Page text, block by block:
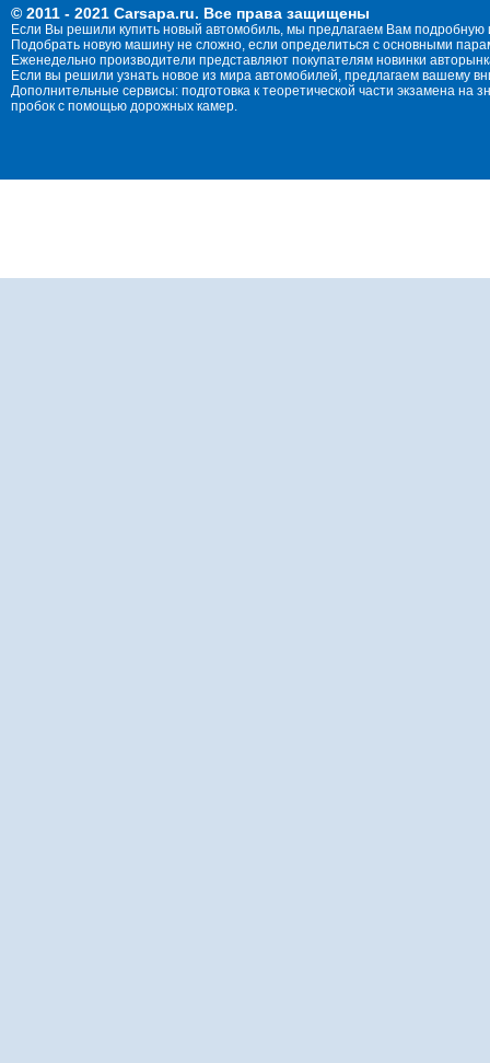
© 2011 - 2021 Carsapa.ru. Все права защищены
Если Вы решили купить новый автомобиль, мы предлагаем Вам
Подобрать новую машину не сложно, если определиться с основными
Еженедельно производители представляют покупателям новинки
Если вы решили узнать новое из мира автомобилей, предлагаем вашему
Дополнительные сервисы: подготовка к теоретической части экзамена
пробок с помощью дорожных камер.